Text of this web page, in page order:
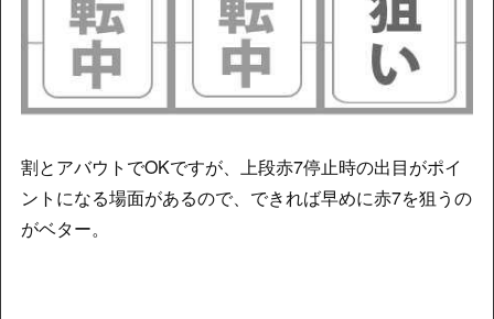
割とアバウトでOKですが、上段赤7停止時の出目がポイ
ントになる場面があるので、できれば早めに赤7を狙うの
がベター。